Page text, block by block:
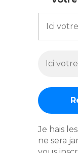
Je hais
ne sera